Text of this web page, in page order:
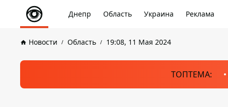
Днепр Область Украина Реклама
Новости Область 19:08, 11 Мая 2024
ТОПТЕМА: